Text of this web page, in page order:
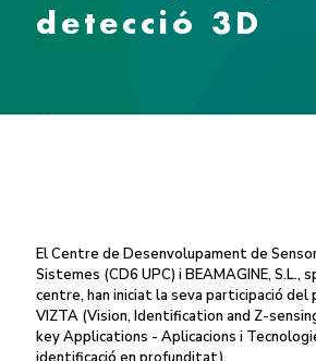
detecció 3D
El Centre de Desenvolupament de
Sistemes (CD6 UPC) i BEAMAGINE, S.L.,
centre, han iniciat la seva participació del
VIZTA (Vision, Identification and Z-
key Applications - Aplicacions i